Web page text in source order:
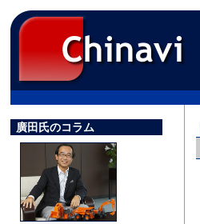
廣田氏のコラム